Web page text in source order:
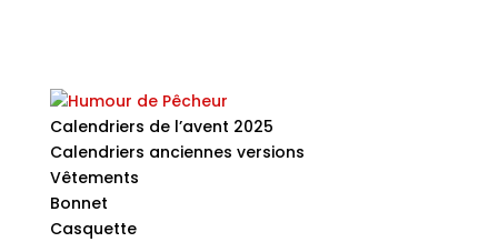
Calendriers de l’avent 2025
Calendriers anciennes versions
Vêtements
Bonnet
Casquette